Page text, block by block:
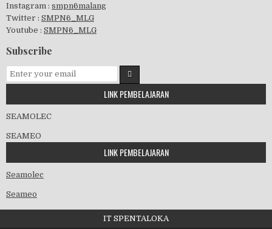
GSF 2019
Pembagian Ijazah 2020
Workshop Penjaminan Mutu 2020
Instagram : smpn6malang
Twitter : SMPN6_MLG
Youtube : SMPN6_MLG
Subscribe
LINK PEMBELAJARAN
SEAMOLEC
SEAMEO
LINK PEMBELAJARAN
Seamolec
Seameo
IT SPENTALOKA